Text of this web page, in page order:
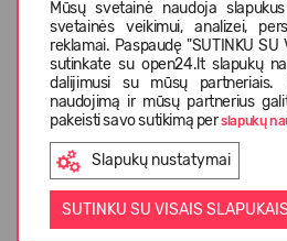
Mūsų svetainė naudoja
svetainės veikimui, analizei,
reklamai. Paspaudę "SUTINKU SU
sutinkate su open24.lt slapukų
dalijimusi su mūsų partneriais.
naudojimą ir mūsų partnerius
pakeisti savo sutikimą perslapukų
Slapukų nustatymai
SUTINKU SU VISAIS SLAPUKAIS
Panašios
-30%